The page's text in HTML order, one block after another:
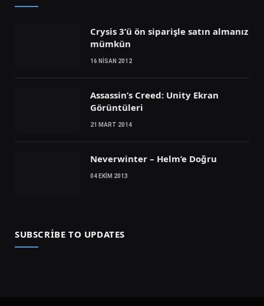
Crysis 3’ü ön siparişle satın almanız
mümkün
16 NISAN 2012
Assassin’s Creed: Unity Ekran
Görüntüleri
21 MART 2014
Neverwinter – Helm’e Doğru
04 EKIM 2013
SUBSCRIBE TO UPDATES